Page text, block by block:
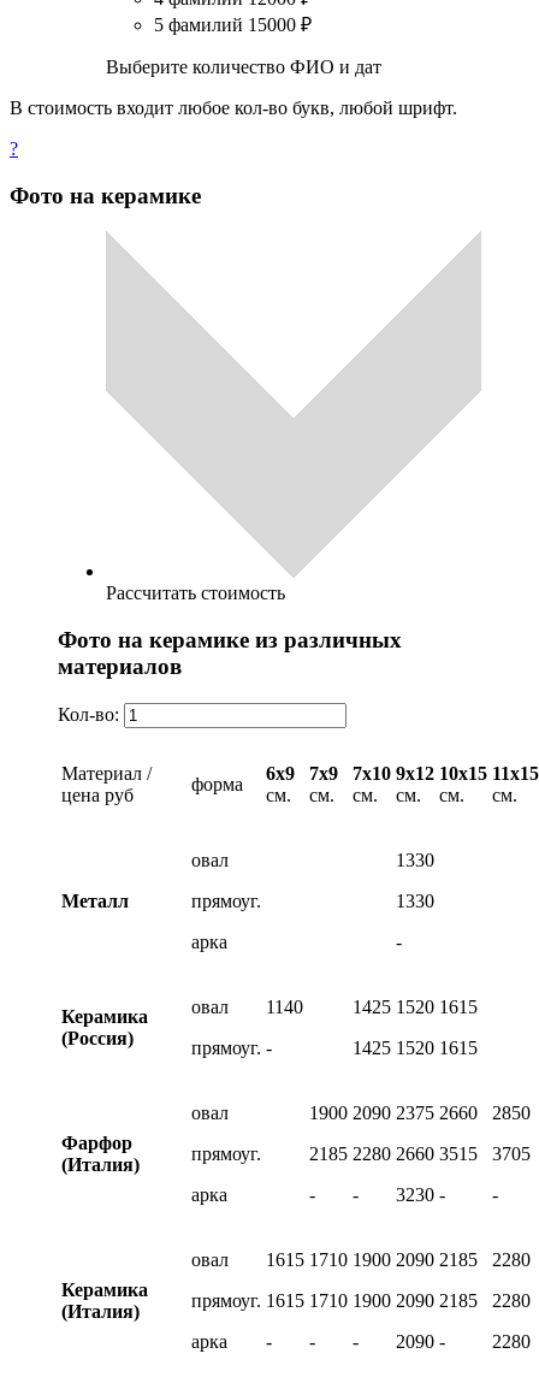
5 фамилий 15000 ₽
Выберите количество ФИО и дат
В стоимость входит любое кол-во букв, любой шрифт.
?
Фото на керамике
Рассчитать стоимость
Фото на керамике из различных
материалов
Кол-во:
Материал /
цена руб
форма
6х9
см.
7х9
см.
7х10
см.
9х12
см.
10х15
см.
11х15
см.
Металл
овал
прямоуг.
арка
1330
1330
-
Керамика
(Россия)
овал
прямоуг.
1140
-
1425
1425
1520
1520
1615
1615
Фарфор
(Италия)
овал
прямоуг.
арка
1900
2185
-
2090
2280
-
2375
2660
3230
2660
3515
-
2850
3705
-
Керамика
(Италия)
овал
прямоуг.
арка
1615
1615
-
1710
1710
-
1900
1900
-
2090
2090
2090
2185
2185
-
2280
2280
2280